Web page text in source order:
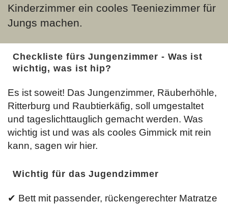
Kinderzimmer ein cooles Teeniezimmer für
Jungs machen.
Checkliste fürs Jungenzimmer - Was ist
wichtig, was ist hip?
Es ist soweit! Das Jungenzimmer, Räuberhöhle,
Ritterburg und Raubtierkäfig, soll umgestaltet
und tageslichttauglich gemacht werden. Was
wichtig ist und was als cooles Gimmick mit rein
kann, sagen wir hier.
Wichtig für das Jugendzimmer
✔ Bett mit passender, rückengerechter Matratze